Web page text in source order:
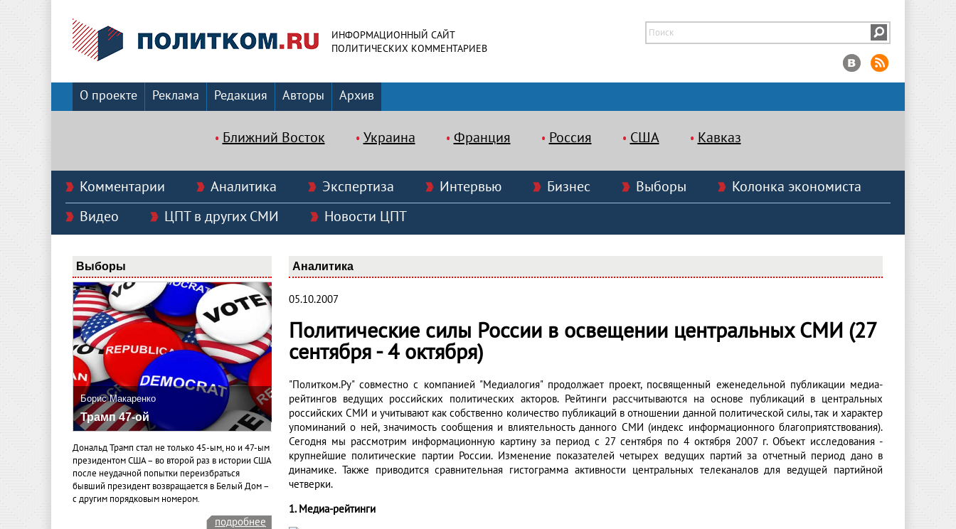
ИНФОРМАЦИОННЫЙ САЙТ
ПОЛИТИЧЕСКИХ КОММЕНТАРИЕВ
О проекте Реклама Редакция Авторы Архив
Ближний Восток Украина Франция Россия США Кавказ
Комментарии Аналитика Экспертиза Интервью Бизнес Выборы
Колонка экономиста
Видео
ЦПТ в других СМИ Новости ЦПТ
Выборы
Борис Макаренко
Трамп 47-ой
Дональд Трамп стал не только 45-ым, но и 47-ым
президентом США – во второй раз в истории США
после неудачной попытки переизбраться
бывший президент возвращается в Белый Дом –
с другим порядковым номером.
подробнее
Аналитика
05.10.2007
Политические силы России в освещении центральных СМИ (27
сентября - 4 октября)
"Политком.Ру" совместно с компанией "Медиалогия" продолжает проект, посвященный еженедельной публикации медиа-
рейтингов ведущих российских политических акторов. Рейтинги рассчитываются на основе публикаций в центральных
российских СМИ и учитывают как собственно количество публикаций в отношении данной политической силы, так и характер
упоминаний о ней, значимость сообщения и влиятельность данного СМИ (индекс информационного благоприятствования).
Сегодня мы рассмотрим информационную картину за период с 27 сентября по 4 октября 2007 г. Объект исследования -
крупнейшие политические партии России. Изменение показателей четырех ведущих партий за отчетный период дано в
динамике. Также приводится сравнительная гистограмма активности центральных телеканалов для ведущей партийной
четверки.
1. Медиа-рейтинги